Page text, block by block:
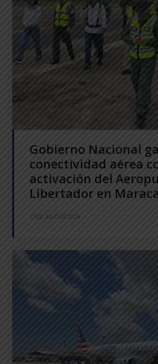
Gobierno Nacional
conectividad aérea
activación del
Libertador en
17 DE JULIO DE 2026